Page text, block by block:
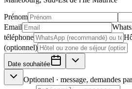
Prénom
Email
téléphone
(optionnel)
Date souhaitée
Optionnel · message, demandes